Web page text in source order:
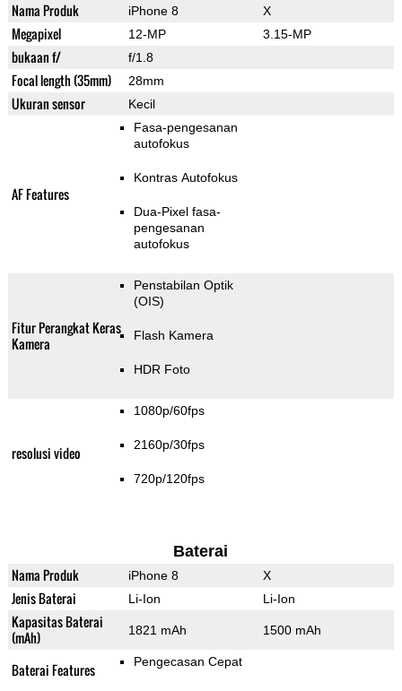
Nama Produk iPhone 8 X
Megapixel 12-MP 3.15-MP
bukaan f/ f/1.8
Focal length (35mm) 28mm
Ukuran sensor Kecil
AF Features
Fasa-pengesanan
autofokus
Kontras Autofokus
Dua-Pixel fasa-
pengesanan
autofokus
Fitur Perangkat Keras
Kamera
Penstabilan Optik
(OIS)
Flash Kamera
HDR Foto
resolusi video
1080p/60fps
2160p/30fps
720p/120fps
Baterai
Nama Produk iPhone 8 X
Jenis Baterai Li-Ion Li-Ion
Kapasitas Baterai
(mAh)
1821 mAh 1500 mAh
Baterai Features Pengecasan Cepat